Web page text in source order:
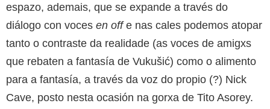
espazo, ademais, que se expande a través do
diálogo con voces en offe nas cales podemos atopar
tanto o contraste da realidade (as voces de amigxs
que rebaten a fantasía de Vukušić) como o alimento
para a fantasía, a través da voz do propio (?) Nick
Cave, posto nesta ocasión na gorxa de Tito Asorey.